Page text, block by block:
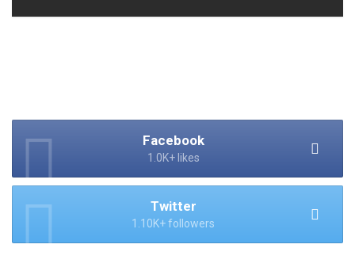
Facebook
1.0K+ likes
Twitter
1.10K+ followers